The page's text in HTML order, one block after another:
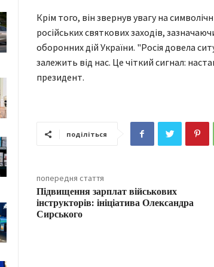
Крім того, він звернув увагу на
російських святкових заходів,
оборонних дій України. "Росія довела
залежить від нас. Це чіткий сигнал:
президент.
поділіться
попередня стаття
Підвищення зарплат військових
інструкторів: ініціатива Олександра
Сирського